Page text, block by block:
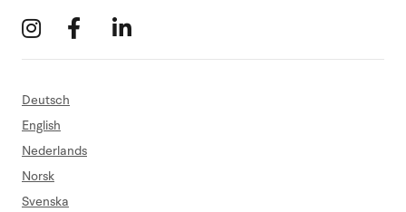
Deutsch
English
Nederlands
Norsk
Svenska